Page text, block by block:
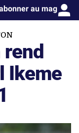
au mag
Ikeme